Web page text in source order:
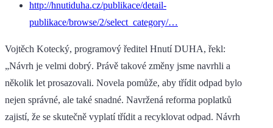
http://hnutiduha.cz/publikace/detail-
publikace/browse/2/select_category/…
Vojtěch Kotecký, programový ředitel Hnutí DUHA, řekl:
„Návrh je velmi dobrý. Právě takové změny jsme navrhli a
několik let prosazovali. Novela pomůže, aby třídit odpad bylo
nejen správné, ale také snadné. Navržená reforma poplatků
zajistí, že se skutečně vyplatí třídit a recyklovat odpad. Návrh